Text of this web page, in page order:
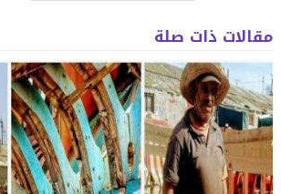
مقالات ذات صلة